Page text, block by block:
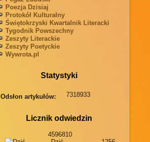
Poezja Dzisiaj
Protokół Kulturalny
Świętokrzyski Kwartalnik Literacki
Tygodnik Powszechny
Zeszyty Literackie
Zeszyty Poetyckie
Wywrota.pl
Statystyki
Odsłon artykułów: 7318933
Licznik odwiedzin
4596810